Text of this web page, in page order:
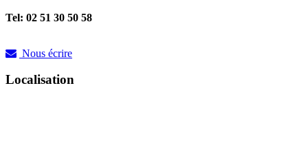
Tel: 02 51 30 50 58
Nous écrire
Localisation